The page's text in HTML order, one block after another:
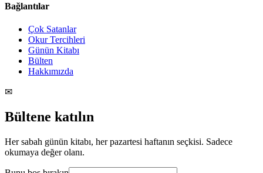
Bağlantılar
Çok Satanlar
Okur Tercihleri
Günün Kitabı
Bülten
Hakkımızda
✉
Bültene katılın
Her sabah günün kitabı, her pazartesi haftanın seçkisi. Sadece
okumaya değer olanı.